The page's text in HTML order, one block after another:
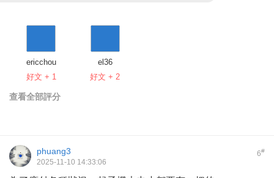
ericchou
好文 + 1
el36
好文 + 2
查看全部評分
6#
phuang3
2025-11-10 14:33:06